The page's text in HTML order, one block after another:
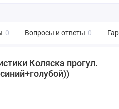
0 Вопросы и ответы 0
Коляска прогул.